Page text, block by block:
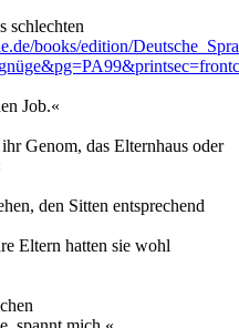
schlechten
books/edition/
Job.«
Genom, das Elternhaus oder
den Sitten entsprechend
Eltern hatten sie wohl